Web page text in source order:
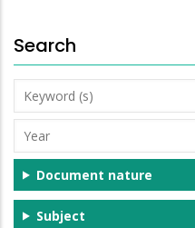
Search
Keyword
(s)
Year
Document nature
Subject